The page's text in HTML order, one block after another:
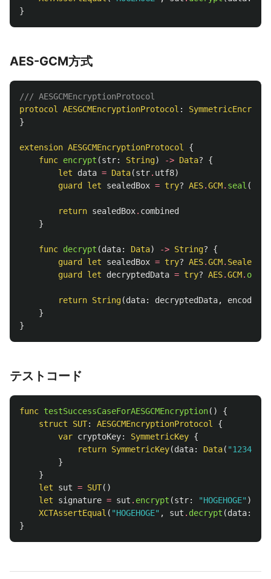
}
AES-GCM方式
/// AESGCMEncryptionProtocol
protocol
AESGCMEncryptionProtocol :
}
extension AESGCMEncryptionProtocol
{
func encrypt (str: String) -> Data?
{
let
data = Data(str. utf8)
guard
let sealedBox = try? AES.GCM. seal (
return sealedBox. combined
}
func decrypt (data: Data) -> String?
{
guard
let sealedBox = try? AES.GCM. SealedBox
guard
let decryptedData = try? AES.GCM. open
return String(data: decryptedData, encoding
}
}
テストコード
func testSuccessCaseForAESGCMEncryption()
{
struct
SUT: AESGCMEncryptionProtocol
{
var cryptoKey: SymmetricKey {
return SymmetricKey(data: Data(
}
}
let
sut = SUT()
let
signature = sut . encrypt (str: "HOGEHOGE" )
XCTAssertEqual ( "HOGEHOGE" , sut . decrypt (data:
}